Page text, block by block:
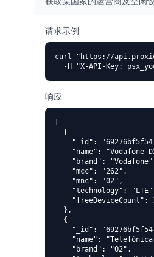
请求示例
curl "https://
-H "X-API-Key:
响应
  {
"_id":
"name": "Vodafone
"brand":
    "mcc": "262",
    "mnc": "02",
"technology":
"freeDeviceCount":
  },
  {
"_id":
"name":
    "brand": "O2",